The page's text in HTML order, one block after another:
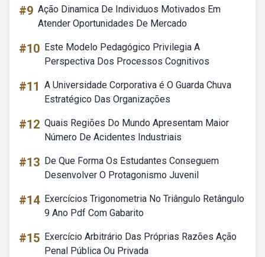
#9 Ação Dinamica De Individuos Motivados Em
Atender Oportunidades De Mercado
#10 Este Modelo Pedagógico Privilegia A
Perspectiva Dos Processos Cognitivos
#11 A Universidade Corporativa é O Guarda Chuva
Estratégico Das Organizações
#12 Quais Regiões Do Mundo Apresentam Maior
Número De Acidentes Industriais
#13 De Que Forma Os Estudantes Conseguem
Desenvolver O Protagonismo Juvenil
#14 Exercícios Trigonometria No Triângulo Retângulo
9 Ano Pdf Com Gabarito
#15 Exercício Arbitrário Das Próprias Razões Ação
Penal Pública Ou Privada